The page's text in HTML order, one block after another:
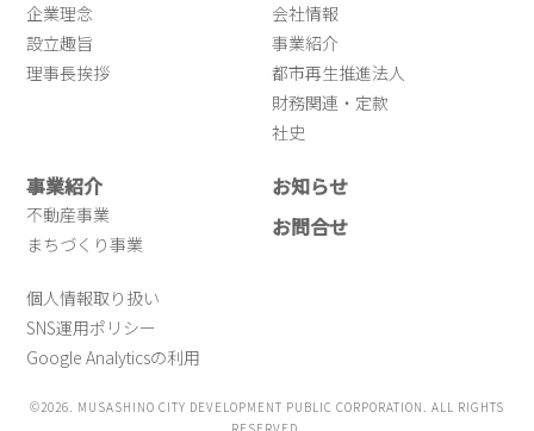
企業理念
設立趣旨
理事長挨拶
会社情報
事業紹介
都市再生推進法人
財務関連・定款
社史
事業紹介
不動産事業
まちづくり事業
お知らせ
お問合せ
個人情報取り扱い
SNS運用ポリシー
Google Analyticsの利用
©2026. MUSASHINO CITY DEVELOPMENT PUBLIC CORPORATION. ALL RIGHTS